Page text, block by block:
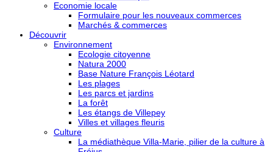
Economie locale
Formulaire pour les nouveaux commerces
Marchés & commerces
Découvrir
Environnement
Ecologie citoyenne
Natura 2000
Base Nature François Léotard
Les plages
Les parcs et jardins
La forêt
Les étangs de Villepey
Villes et villages fleuris
Culture
La médiathèque Villa-Marie, pilier de la culture à